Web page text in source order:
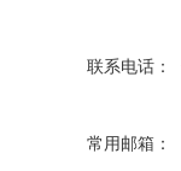
联系电话：
常用邮箱：